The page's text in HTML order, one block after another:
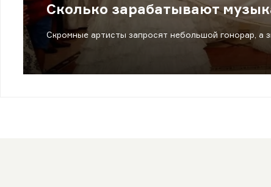
Сколько зарабатывают
Скромные артисты запросят небольшой гонорар, а